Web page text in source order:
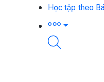
Học tập theo